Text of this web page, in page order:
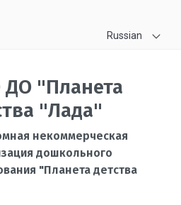
Russian
"Планета
"Лада"
некоммерческая
дошкольного
"Планета детства